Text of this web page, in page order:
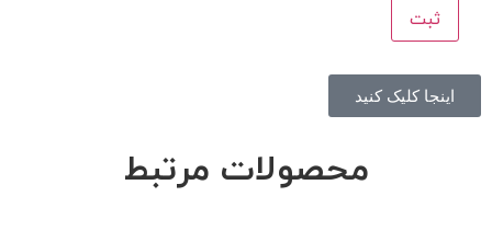
اینجا کلیک کنید
محصولات مرتبط